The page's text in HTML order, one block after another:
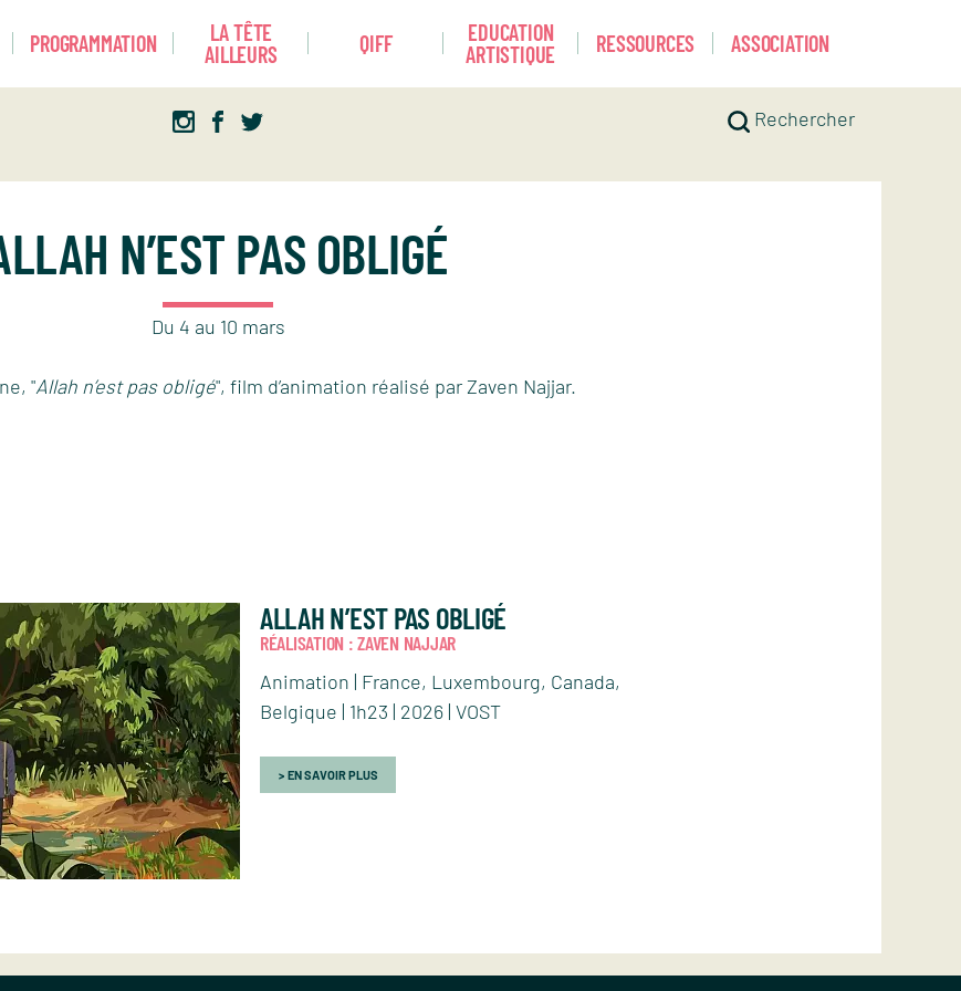
PROGRAMMATION
LA TÊTE
AILLEURS
QIFF
EDUCATION
ARTISTIQUE
RESSOURCES ASSOCIATION
Rechercher
N’EST PAS OBLIGÉ
Du 4 au 10 mars
"Allah n’est pas obligé", film d’animation réalisé par Zaven Najjar.
ALLAH N’EST PAS OBLIGÉ
RÉALISATION : ZAVEN NAJJAR
Animation | France, Luxembourg, Canada,
Belgique | 1h23 | 2026 | VOST
EN SAVOIR PLUS